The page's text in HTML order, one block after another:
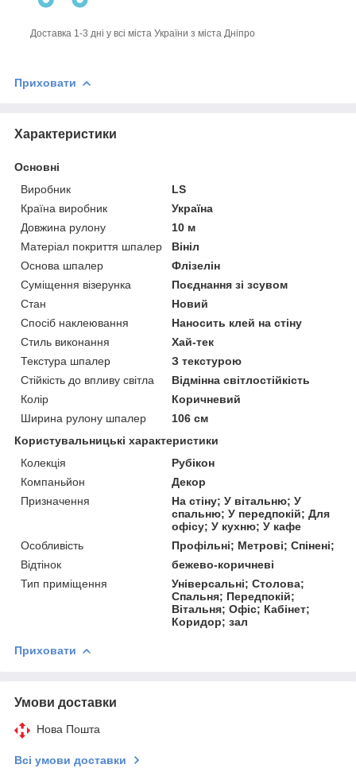
Доставка 1-3 дні у всі міста України з міста Дніпро
Приховати
Характеристики
Основні
Виробник
LS
Країна виробник
Україна
Довжина рулону
10 м
Матеріал покриття шпалер
Вініл
Основа шпалер
Флізелін
Суміщення візерунка
Поєднання зі зсувом
Стан
Новий
Спосіб наклеювання
Наносить клей на стіну
Стиль виконання
Хай-тек
Текстура шпалер
З текстурою
Стійкість до впливу світла
Відмінна світлостійкість
Колір
Коричневий
Ширина рулону шпалер
106 см
Користувальницькі характеристики
Колекція
Рубікон
Компаньйон
Декор
Призначення
На стіну; У вітальню; У
спальню; У передпокій; Для
офісу; У кухню; У кафе
Особливість
Профільні; Метрові; Спінені;
Відтінок
бежево-коричневі
Тип приміщення
Універсальні; Столова;
Спальня; Передпокій;
Вітальня; Офіс; Кабінет;
Коридор; зал
Приховати
Умови доставки
Нова Пошта
Всі умови доставки